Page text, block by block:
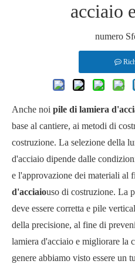
acciaio
numero
Anche noi pile di lamiera
base al cantiere, ai metodi di
costruzione. La selezione della
d'acciaio dipende dalle
e l'approvazione dei materiali al
d'acciaiouso di costruzione. La
deve essere corretta e pile
della precisione, al fine di
lamiera d'acciaio e migliorare la
genere abbiamo visto essere un